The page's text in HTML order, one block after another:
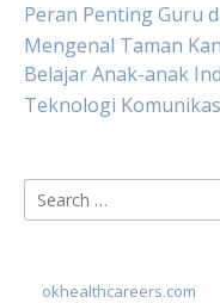
Peran Penting Guru
Mengenal Taman
Belajar Anak-anak
Teknologi
Search
for:
okhealthcareers.com